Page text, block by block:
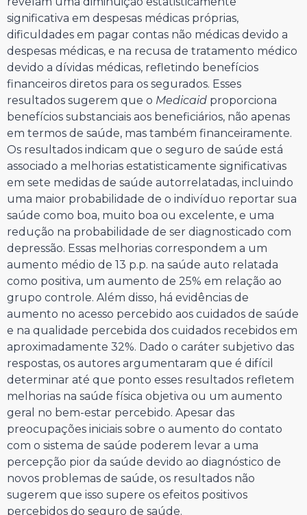
significativa em despesas médicas próprias,
dificuldades em pagar contas não médicas devido a
despesas médicas, e na recusa de tratamento médico
devido a dívidas médicas, refletindo benefícios
financeiros diretos para os segurados. Esses
resultados sugerem que o Medicaid proporciona
benefícios substanciais aos beneficiários, não apenas
em termos de saúde, mas também financeiramente.
Os resultados indicam que o seguro de saúde está
associado a melhorias estatisticamente significativas
em sete medidas de saúde autorrelatadas, incluindo
uma maior probabilidade de o indivíduo reportar sua
saúde como boa, muito boa ou excelente, e uma
redução na probabilidade de ser diagnosticado com
depressão. Essas melhorias correspondem a um
aumento médio de 13 p.p. na saúde auto relatada
como positiva, um aumento de 25% em relação ao
grupo controle. Além disso, há evidências de
aumento no acesso percebido aos cuidados de saúde
e na qualidade percebida dos cuidados recebidos em
aproximadamente 32%. Dado o caráter subjetivo das
respostas, os autores argumentaram que é difícil
determinar até que ponto esses resultados refletem
melhorias na saúde física objetiva ou um aumento
geral no bem-estar percebido. Apesar das
preocupações iniciais sobre o aumento do contato
com o sistema de saúde poderem levar a uma
percepção pior da saúde devido ao diagnóstico de
novos problemas de saúde, os resultados não
sugerem que isso supere os efeitos positivos
percebidos do seguro de saúde.